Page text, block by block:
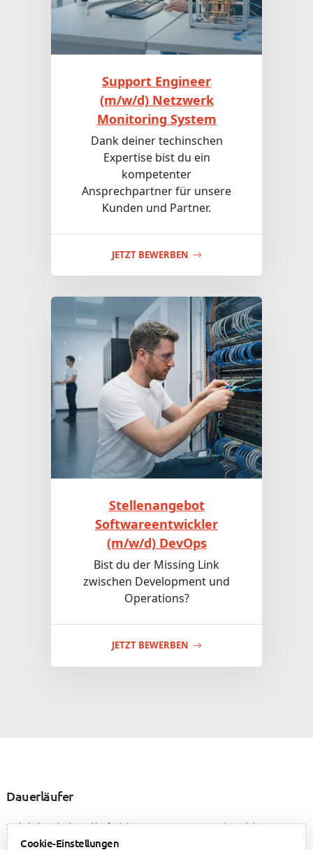
Support Engineer
(m/w/d) Netzwerk
Monitoring System
Dank deiner techinschen
Expertise bist du ein
kompetenter
Ansprechpartner für unsere
Kunden und Partner.
JETZT BEWERBEN
Stellenangebot
Softwareentwickler
(m/w/d) DevOps
Bist du der Missing Link
zwischen Development und
Operations?
JETZT BEWERBEN
Dauerläufer
Steig jederzeit ein und lauf mit in unserem Team. Starte jetzt deine
Bewerbung!
Cookie-Einstellungen